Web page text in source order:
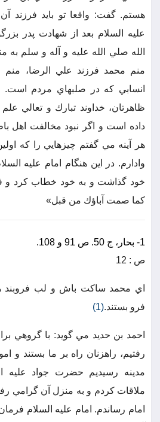
هستم. گفت: واقعا تو بايد فرزند
عليه السلام بعد از شهادت پدر
الله صلي الله عليه و آله و سلم
منم محمد فرزند علي الرضا، منم
انسابي كه در صلبهاي مردم است.
ظاهرتان، خداوند تبارك و تعالي
داده است و اگر نبود مخالفت اهل
هر آينه مي گفتم چيزهايي را كه
وادارم. در اين هنگام امام عليه
خود گذاشت و به خود خطاب كرد و
كما صمت آباؤك من قبل»
1- بحار، ج 50. ص 91 و 108.
ص : 12
اي محمد ساكت باش و لب فروبند
فرو بستند.(1)
احمد بن حديد مي گويد: با گروهي
رفتيم، راهزنان راه بر ما بستند و
مدينه رسيديم حضرت جواد عليه
ملاقات كردم و به منزل آن گرامي
امام رساندم. امام عليه السلام